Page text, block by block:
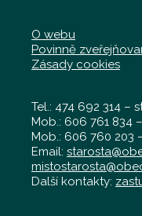
O webu
Povinně
Zásady cookies
Tel.: 474 692 314 –
Mob.: 606 761 834
Mob.: 606 760 203
Email:
Další kontakty: